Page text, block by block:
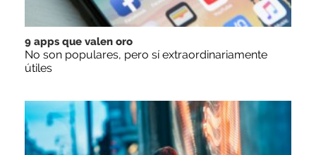
9 apps que valen oro
No son populares, pero sí extraordinariamente
útiles